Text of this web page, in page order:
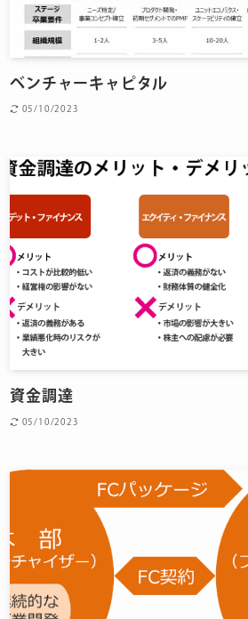
ベンチャーキャピタル
05/10/2023
資金調達
05/10/2023